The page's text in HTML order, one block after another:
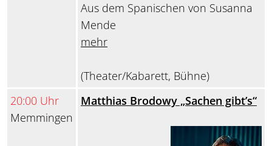
Aus dem Spanischen von Susanna
Mende
mehr
(Theater/Kabarett, Bühne)
20:00 Uhr
Memmingen
Matthias Brodowy „Sachen gibt’s“